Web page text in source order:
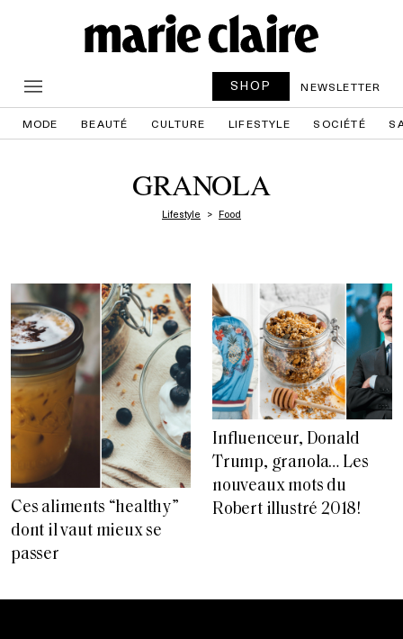
SHOP NEWSLETTER
MODE BEAUTÉ CULTURE LIFESTYLE SOCIÉTÉ
GRANOLA
Lifestyle Food
Ces aliments “healthy”
dont il vaut mieux se
passer
Influenceur, Donald
Trump, granola… Les
nouveaux mots du
Robert illustré 2018!